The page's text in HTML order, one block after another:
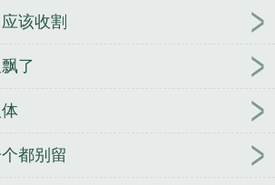
者支持大明：最强太孙，开局求老
。...
，开局求老朱赐死》是陈喵呜精心
呜 大明最强皇帝
开局求老朱赐死
太孙无敌
开
窗
大明最强皇
老朱赐死免费下
大明最强太孙开局
老朱赐死 书旗
该收割
了
都别留